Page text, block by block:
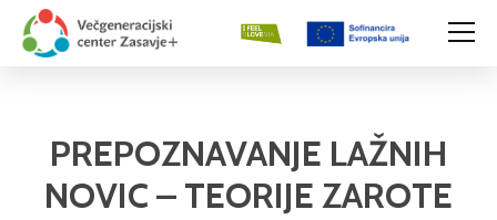
PREPOZNAVANJE LAŽNIH
NOVIC – TEORIJE ZAROTE